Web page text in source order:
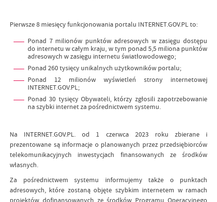
Pierwsze 8 miesięcy funkcjonowania portalu INTERNET.GOV.PL to:
Ponad 7 milionów punktów adresowych w zasięgu dostępu
do internetu w całym kraju, w tym ponad 5,5 miliona punktów
adresowych w zasięgu internetu światłowodowego;
Ponad 260 tysięcy unikalnych użytkowników portalu;
Ponad 12 milionów wyświetleń strony internetowej
INTERNET.GOV.PL;
Ponad 30 tysięcy Obywateli, którzy zgłosili zapotrzebowanie
na szybki internet za pośrednictwem systemu.
Na INTERNET.GOV.PL. od 1 czerwca 2023 roku zbierane i
prezentowane są informacje o planowanych przez przedsiębiorców
telekomunikacyjnych inwestycjach finansowanych ze środków
własnych.
Za pośrednictwem systemu informujemy także o punktach
adresowych, które zostaną objęte szybkim internetem w ramach
projektów dofinansowanych ze środków Programu Operacyjnego